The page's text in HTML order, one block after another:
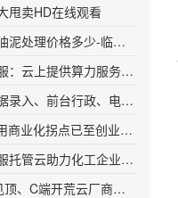
甩卖HD在线观看
理价格多少-临沭汽车优惠多少了
提供算力服务是公司托管云所提供的服务之一
前台行政、电话客服、基础记账、初级文
化拐点已至创业板软件ETF强势领涨
管云助力化工企业上云转型
、C端开荒云厂商抢占地盘